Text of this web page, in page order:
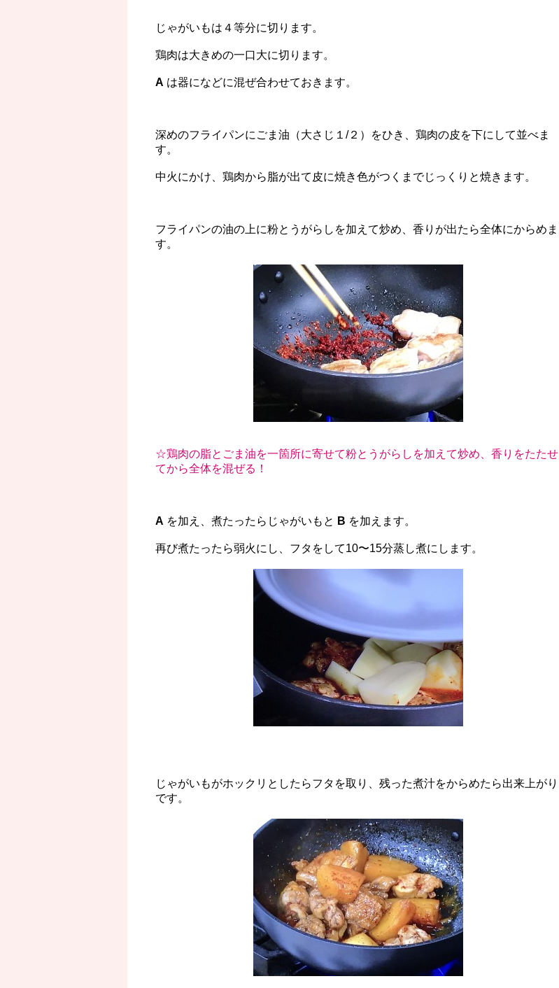
じゃがいもは４等分に切ります。
鶏肉は大きめの一口大に切ります。
A は器になどに混ぜ合わせておきます。
深めのフライパンにごま油（大さじ１/２）をひき、鶏肉の皮を下にして並べま
す。
中火にかけ、鶏肉から脂が出て皮に焼き色がつくまでじっくりと焼きます。
フライパンの油の上に粉とうがらしを加えて炒め、香りが出たら全体にからめま
す。
☆鶏肉の脂とごま油を一箇所に寄せて粉とうがらしを加えて炒め、香りをたたせ
てから全体を混ぜる！
A を加え、煮たったらじゃがいもと B を加えます。
再び煮たったら弱火にし、フタをして10〜15分蒸し煮にします。
じゃがいもがホックリとしたらフタを取り、残った煮汁をからめたら出来上がり
です。